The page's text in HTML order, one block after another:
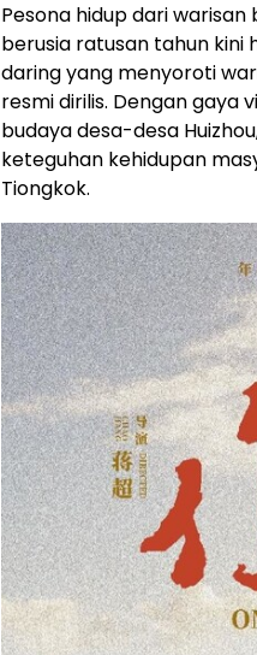
Pesona hidup dari
berusia ratusan tahun kini
daring yang menyoroti
resmi dirilis. Dengan gaya
budaya desa-desa
keteguhan kehidupan
Tiongkok.